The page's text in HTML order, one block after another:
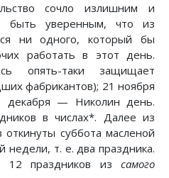
сочло излишним и
быть уверенным, что из
ни одного, который бы
работать в этот день.
опять-таки защищает
фабрикантов); 21 ноября
— Николин день.
в числах*. Далее из
суббота масленой
недели, т. е. два праздника.
12 праздников из самого